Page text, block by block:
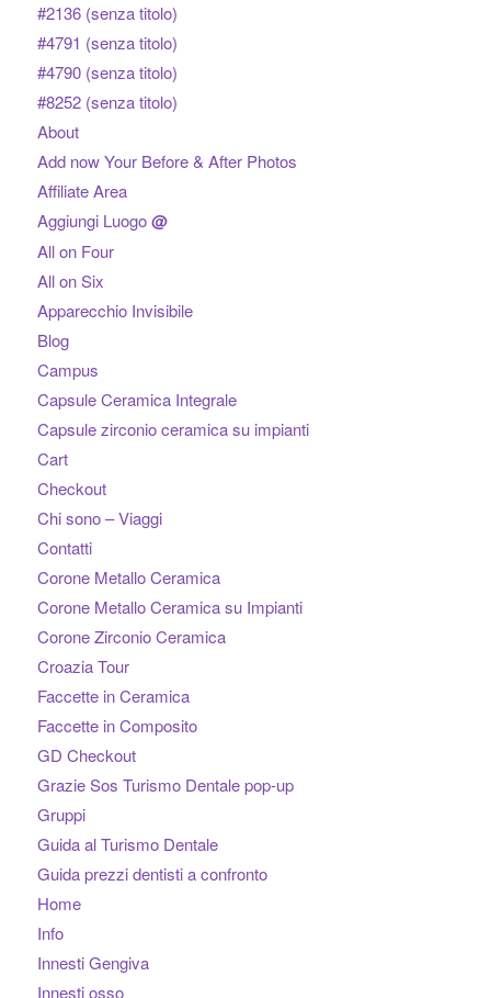
#2136 (senza titolo)
#4791 (senza titolo)
#4790 (senza titolo)
#8252 (senza titolo)
About
Add now Your Before & After Photos
Affiliate Area
Aggiungi Luogo@
All on Four
All on Six
Apparecchio Invisibile
Blog
Campus
Capsule Ceramica Integrale
Capsule zirconio ceramica su impianti
Cart
Checkout
Chi sono – Viaggi
Contatti
Corone Metallo Ceramica
Corone Metallo Ceramica su Impianti
Corone Zirconio Ceramica
Croazia Tour
Faccette in Ceramica
Faccette in Composito
GD Checkout
Grazie Sos Turismo Dentale pop-up
Gruppi
Guida al Turismo Dentale
Guida prezzi dentisti a confronto
Home
Info
Innesti Gengiva
Innesti osso